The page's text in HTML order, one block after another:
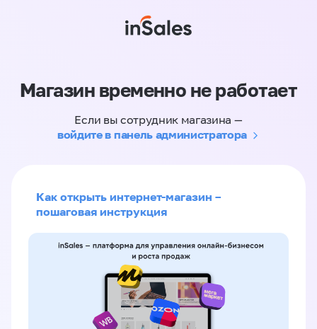
Магазин временно не работает
Если вы сотрудник магазина —
войдите в панель администратора
Как открыть интернет-магазин –
пошаговая инструкция